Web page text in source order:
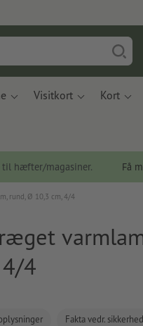
Visitkort Kort
til hæfter/magasiner. Få
rund, Ø 10,3 cm, 4/4
4
Fakta vedr.